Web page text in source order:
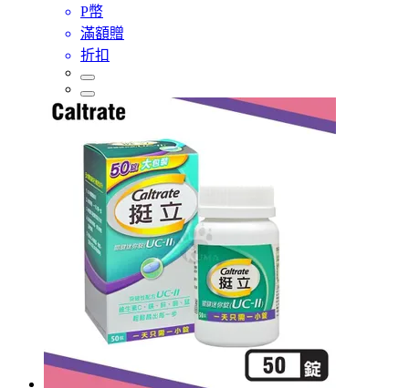
P幣
滿額贈
折扣